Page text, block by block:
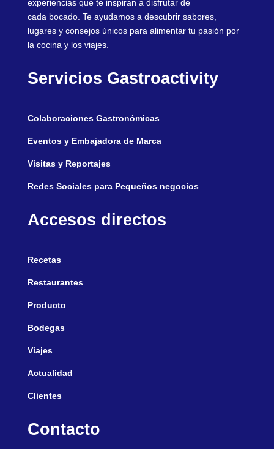
experiencias que te inspiran a disfrutar de
cada bocado. Te ayudamos a descubrir sabores,
lugares y consejos únicos para alimentar tu pasión por
la cocina y los viajes.
Servicios Gastroactivity
Colaboraciones Gastronómicas
Eventos y Embajadora de Marca
Visitas y Reportajes
Redes Sociales para Pequeños negocios
Accesos directos
Recetas
Restaurantes
Producto
Bodegas
Viajes
Actualidad
Clientes
Contacto